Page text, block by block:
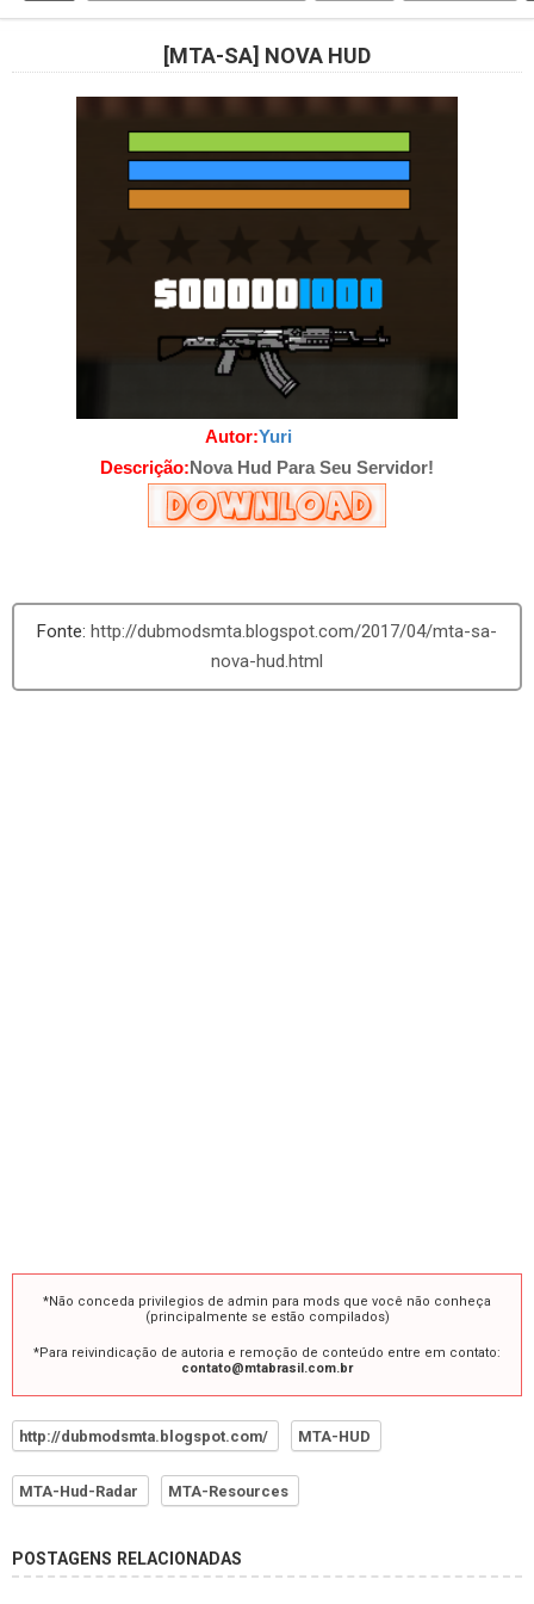
[MTA-SA] NOVA HUD
Autor:Yuri
Descrição:Nova Hud Para Seu Servidor!
http://dubmodsmta.blogspot.com/2017/04/mta-sa-
nova-hud.html
*Não conceda privilegios de admin para mods que você não conheça
(principalmente se estão compilados)
*Para reivindicação de autoria e remoção de conteúdo entre em contato:
contato@mtabrasil.com.br
http://dubmodsmta.blogspot.com/ MTA-HUD
MTA-Hud-Radar MTA-Resources
POSTAGENS RELACIONADAS